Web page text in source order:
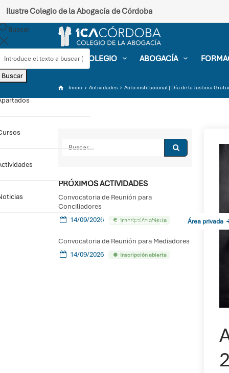
Ilustre Colegio de la Abogacía de Córdoba
EL COLEGIO ABOGACÍA
Buscar
Buscar
Sede electrónica Área privada
Inicio Actividades Acto institucional | Día de la Justicia
PRÓXIMOS ACTIVIDADES
Convocatoria de Reunión para
Conciliadores
14/09/2026
Inscripción abierta
Convocatoria de Reunión para Mediadores
14/09/2026
Inscripción abierta